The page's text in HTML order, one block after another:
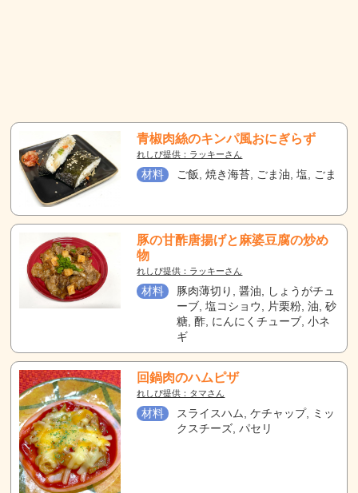
青椒肉絲のキンパ風おにぎらず
れしぴ提供：ラッキーさん
材料 ご飯, 焼き海苔, ごま油, 塩, ごま
豚の甘酢唐揚げと麻婆豆腐の炒め
物
れしぴ提供：ラッキーさん
材料
豚肉薄切り, 醤油, しょうがチュ
ーブ, 塩コショウ, 片栗粉, 油, 砂
糖, 酢, にんにくチューブ, 小ネ
ギ
回鍋肉のハムピザ
れしぴ提供：タマさん
材料
スライスハム, ケチャップ, ミッ
クスチーズ, パセリ